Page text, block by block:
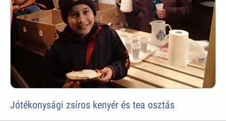
Jótékonysági zsíros kenyér és tea osztás